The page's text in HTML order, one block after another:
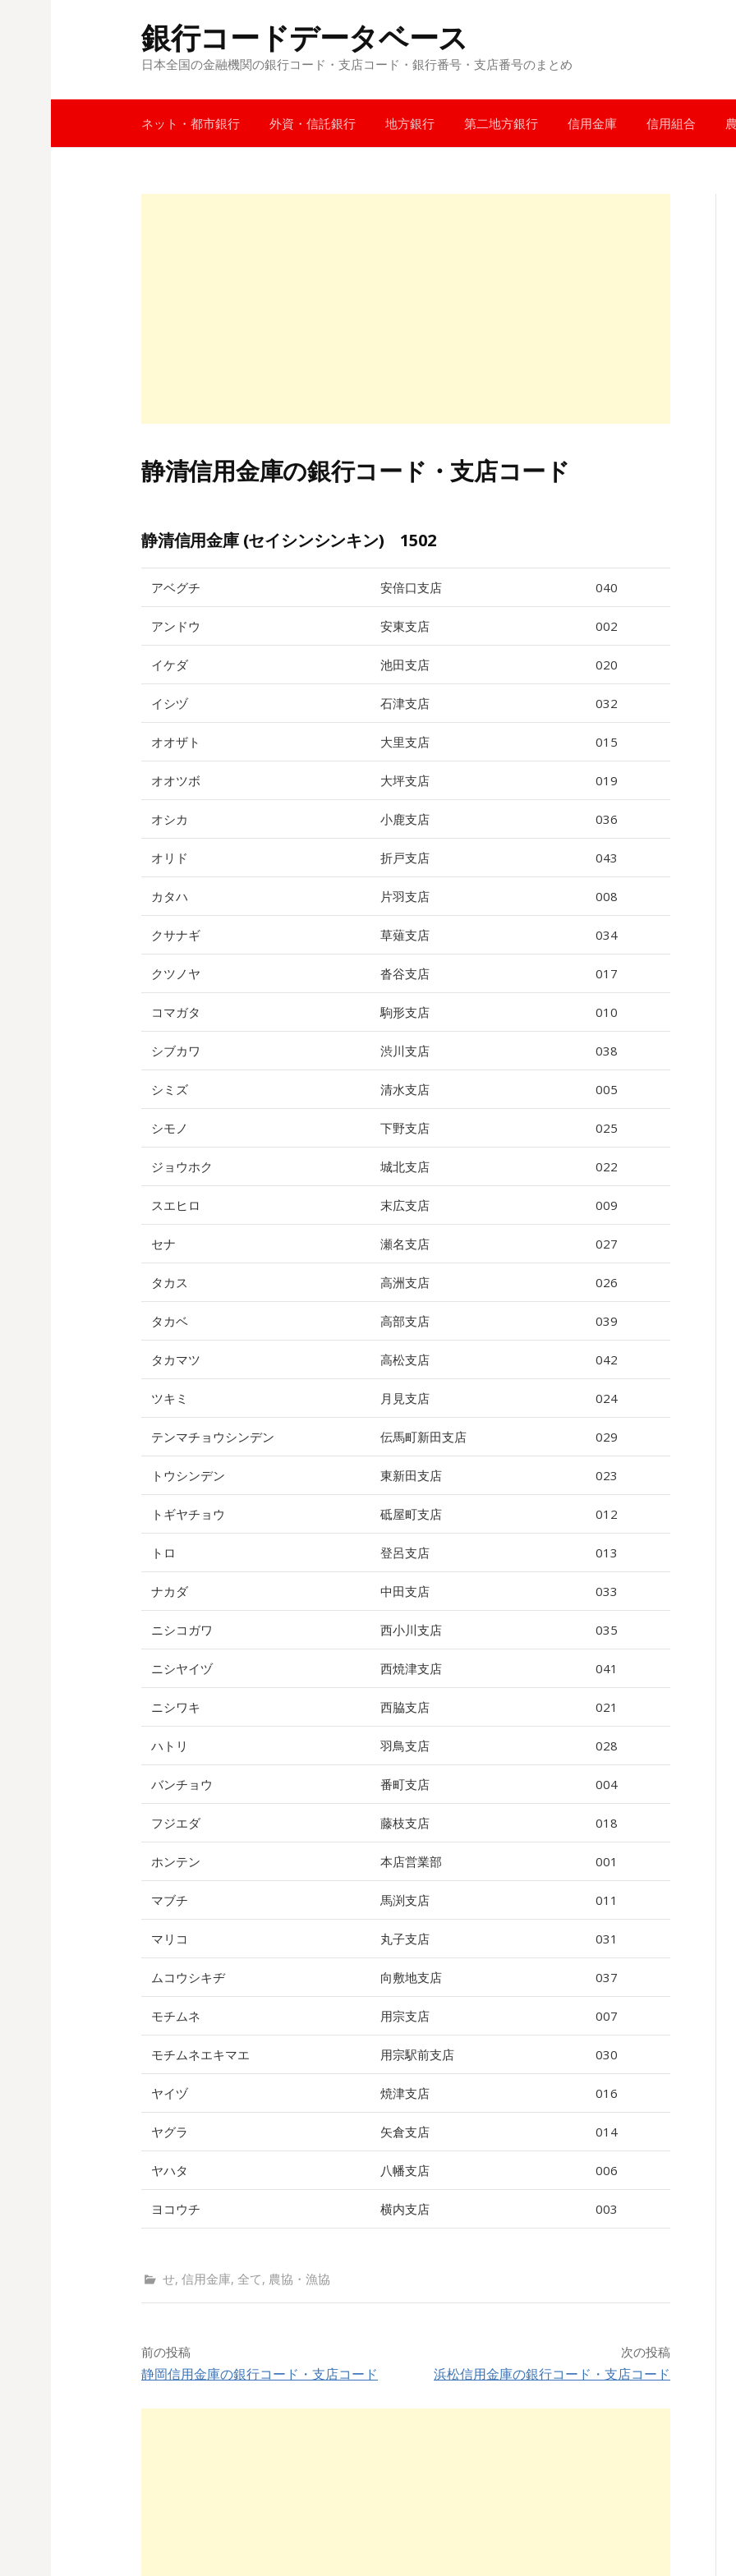
ツ
ス
銀行コードデータベース
日本全国の金融機関の銀行コード・支店コード・銀行番号・支店番号のまとめ
ネット・都市銀行 外資・信託銀行 地方銀行 第二地方銀行 信用金庫 信用組合
静清信用金庫の銀行コード・支店コード
静清信用金庫 (セイシンシンキン) 1502
アベグチ 安倍口支店 040
アンドウ 安東支店 002
イケダ 池田支店 020
イシヅ 石津支店 032
オオザト 大里支店 015
オオツボ 大坪支店 019
オシカ 小鹿支店 036
オリド 折戸支店 043
カタハ 片羽支店 008
クサナギ 草薙支店 034
クツノヤ 沓谷支店 017
コマガタ 駒形支店 010
シブカワ 渋川支店 038
シミズ 清水支店 005
シモノ 下野支店 025
ジョウホク 城北支店 022
スエヒロ 末広支店 009
セナ 瀬名支店 027
タカス 高洲支店 026
タカベ 高部支店 039
タカマツ 高松支店 042
ツキミ 月見支店 024
テンマチョウシンデン 伝馬町新田支店 029
トウシンデン 東新田支店 023
トギヤチョウ 砥屋町支店 012
トロ 登呂支店 013
ナカダ 中田支店 033
ニシコガワ 西小川支店 035
ニシヤイヅ 西焼津支店 041
ニシワキ 西脇支店 021
ハトリ 羽鳥支店 028
バンチョウ 番町支店 004
フジエダ 藤枝支店 018
ホンテン 本店営業部 001
マブチ 馬渕支店 011
マリコ 丸子支店 031
ムコウシキヂ 向敷地支店 037
モチムネ 用宗支店 007
モチムネエキマエ 用宗駅前支店 030
ヤイヅ 焼津支店 016
ヤグラ 矢倉支店 014
ヤハタ 八幡支店 006
ヨコウチ 横内支店 003
せ, 信用金庫, 全て, 農協・漁協
投
前の投稿
静岡信用金庫の銀行コード・支店コード
次の投稿
浜松信用金庫の銀行コード・支店コード